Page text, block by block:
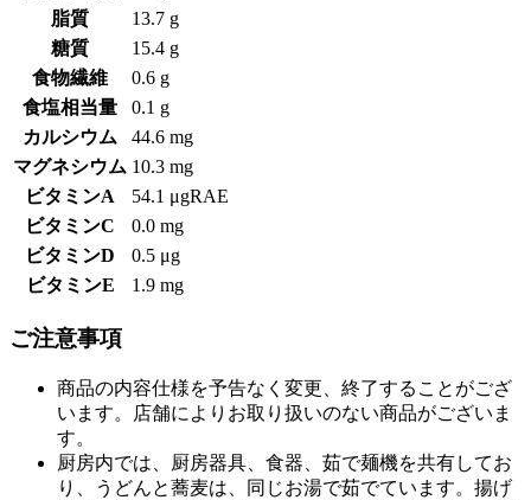
脂質
13.7 g
糖質
15.4 g
食物繊維
0.6 g
食塩相当量
0.1 g
カルシウム
44.6 mg
マグネシウム 10.3 mg
ビタミンA
54.1 μgRAE
ビタミンC
0.0 mg
ビタミンD
0.5 μg
ビタミンE
1.9 mg
ご注意事項
商品の内容仕様を予告なく変更、終了することがござ
います。店舗によりお取り扱いのない商品がございま
す。
厨房内では、厨房器具、食器、茹で麺機を共有してお
り、うどんと蕎麦は、同じお湯で茹でています。揚げ